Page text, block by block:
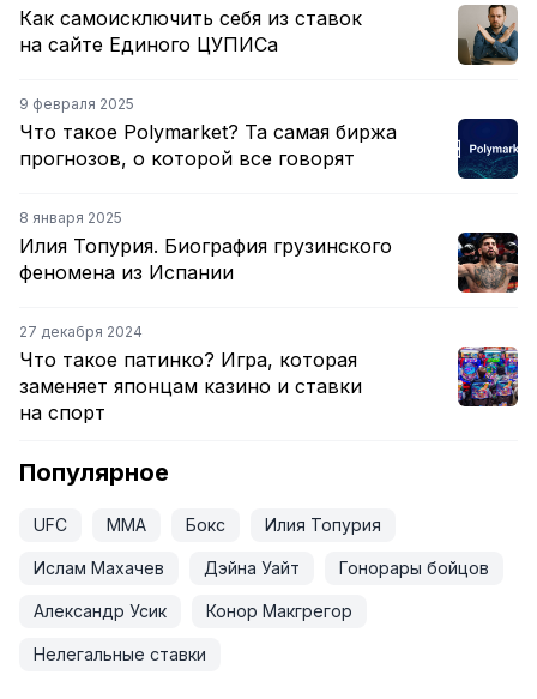
Как самоисключить себя из ставок
на сайте Единого ЦУПИСа
9 февраля 2025
Что такое Polymarket? Та самая биржа
прогнозов, о которой все говорят
8 января 2025
Илия Топурия. Биография грузинского
феномена из Испании
27 декабря 2024
Что такое патинко? Игра, которая
заменяет японцам казино и ставки
на спорт
Популярное
UFC ММА Бокс Илия Топурия
Ислам Махачев Дэйна Уайт Гонорары бойцов
Александр Усик Конор Макгрегор
Нелегальные ставки